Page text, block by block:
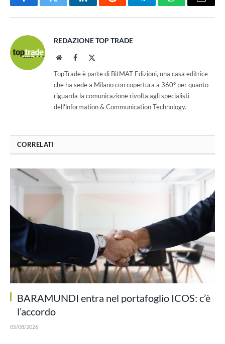
FacebookTwitter LinkedInReddit TelegramWhatsAppEmail
REDAZIONE TOP TRADE
WebsiteFacebook
TopTrade è parte di BitMAT Edizioni, una casa editrice
che ha sede a Milano con copertura a 360° per quanto
riguarda la comunicazione rivolta agli specialisti
dell'lnformation & Communication Technology.
CORRELATI
BARAMUNDI entra nel portafoglio ICOS: c’è
l’accordo
05/08/2026